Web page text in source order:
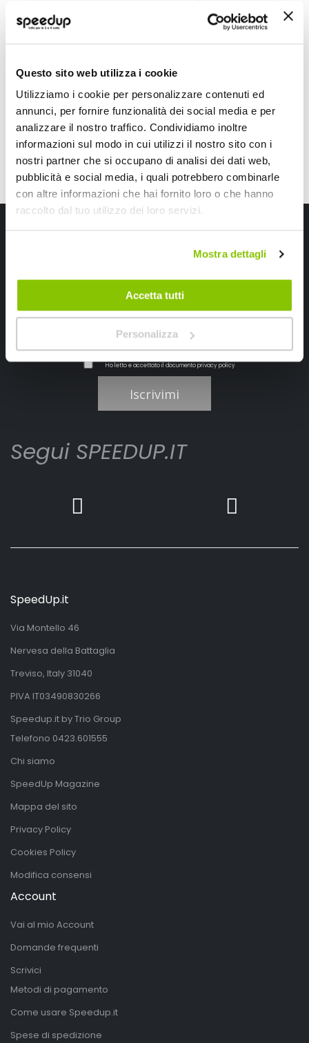
Questo sito web utilizza i cookie
Utilizziamo i cookie per personalizzare contenuti ed
annunci, per fornire funzionalità dei social media e per
analizzare il nostro traffico. Condividiamo inoltre
informazioni sul modo in cui utilizzi il nostro sito con i
nostri partner che si occupano di analisi dei dati web,
pubblicità e social media, i quali potrebbero combinarle
con altre informazioni che hai fornito loro o che hanno
raccolto dal tuo utilizzo dei loro servizi.
Mostra dettagli
Accetta tutti
Personalizza
Zona Collo Poggiatesta - SVAR LATTNAD
SVAR LATTNAD
29,70 €
SVAR LATTNAD
33x30x9cm
Iscriviti alla newsletter Speedup
Ricevi subito uno sconto del 10% per il tuo primo acquisto online!
Ho letto e accettato il documentoprivacy policy
Iscrivimi
Segui SPEEDUP.IT
SpeedUp.it
Via Montello 46
Nervesa della Battaglia
Treviso, Italy 31040
PIVA IT03490830266
Speedup.it by Trio Group
Telefono 0423.601555
Chi siamo
SpeedUp Magazine
Mappa del sito
Privacy Policy
Cookies Policy
Modifica consensi
Account
Vai al mio Account
Domande frequenti
Scrivici
Metodi di pagamento
Come usare Speedup.it
Spese di spedizione